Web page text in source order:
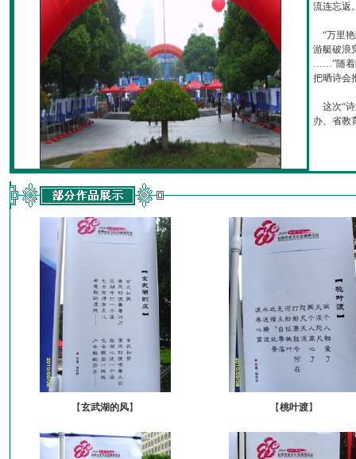
流连忘返
“万里艳
游艇破浪
……”随着
把晒诗会
这次“诗
办、省教
【玄武湖的风】 【桃叶渡】